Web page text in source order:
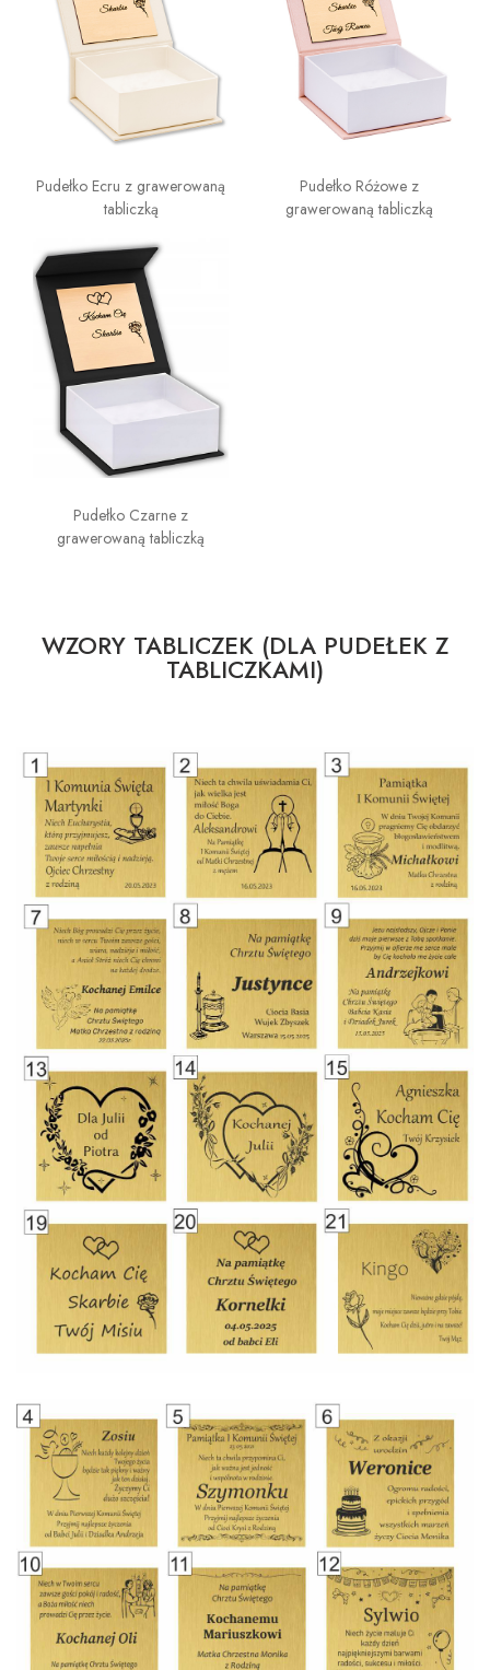
Pudełko Ecru z grawerowaną
tabliczką
Pudełko Różowe z
grawerowaną tabliczką
Pudełko Czarne z
grawerowaną tabliczką
WZORY TABLICZEK (DLA PUDEŁEK Z
TABLICZKAMI)